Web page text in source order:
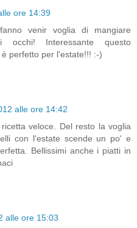
ore 14:39
venir voglia di mangiare
Interessante questo
perfetto per l'estate!!! :-)
alle ore 14:42
veloce. Del resto la voglia
con l'estate scende un po' e
Bellissimi anche i piatti in
alle ore 15:03